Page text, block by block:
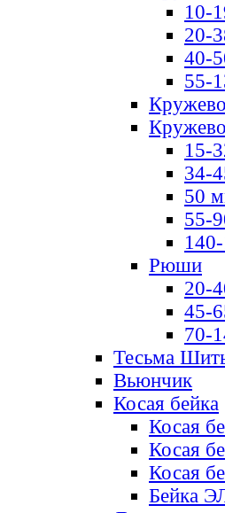
10-
20-
40-
55-
15-
34-
50
55-
Рюши
20-
45-
70-
Тесьма
Вьюнчик
Косая бейка
Косая
Косая
Косая
Бейка